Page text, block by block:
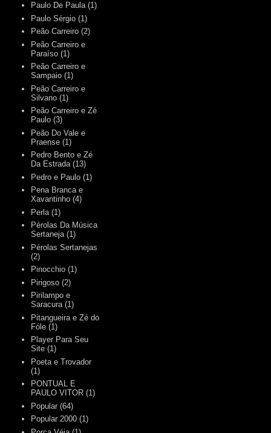
Paulo De Paula (1)
Paulo Sérgio (1)
Peão Carreiro (2)
Peão Carreiro e
Paraíso (1)
Peão Carreiro e
Sampaio (1)
Peão Carreiro e
Silvano (1)
Peão Carreiro e Zé
Paulo (3)
Peão Do Vale e
Praense (1)
Pedro Bento e Zé
Da Estrada (13)
Pedro e Paulo (1)
Pena Branca e
Xavantinho (4)
Perla (1)
Pérolas Da Música
Sertaneja (1)
Pérolas Sertanejas
(2)
Pinocchio (1)
Pirigoso (2)
Pirilampo e
Saracura (1)
Pitangueira e Zé do
Fóle (1)
Player Para Seu
Site (1)
Poeta e Trovador
(1)
PONTUAL E
PAULO VITOR (1)
Popular (64)
Popular 2000 (1)